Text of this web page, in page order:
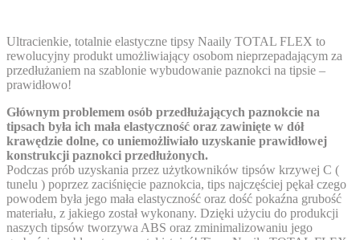
Ultracienkie, totalnie elastyczne tipsy Naaily TOTAL FLEX to
rewolucyjny produkt umożliwiający osobom nieprzepadającym za
przedłużaniem na szablonie wybudowanie paznokci na tipsie –
prawidłowo!
Głównym problemem osób przedłużających paznokcie na
tipsach była ich mała elastyczność oraz zawinięte w dół
krawędzie dolne, co uniemożliwiało uzyskanie prawidłowej
konstrukcji paznokci przedłużonych.
Podczas prób uzyskania przez użytkowników tipsów krzywej C (
tunelu ) poprzez zaciśnięcie paznokcia, tips najczęściej pękał czego
powodem była jego mała elastyczność oraz dość pokaźna grubość
materiału, z jakiego został wykonany. Dzięki użyciu do produkcji
naszych tipsów tworzywa ABS oraz zminimalizowaniu jego